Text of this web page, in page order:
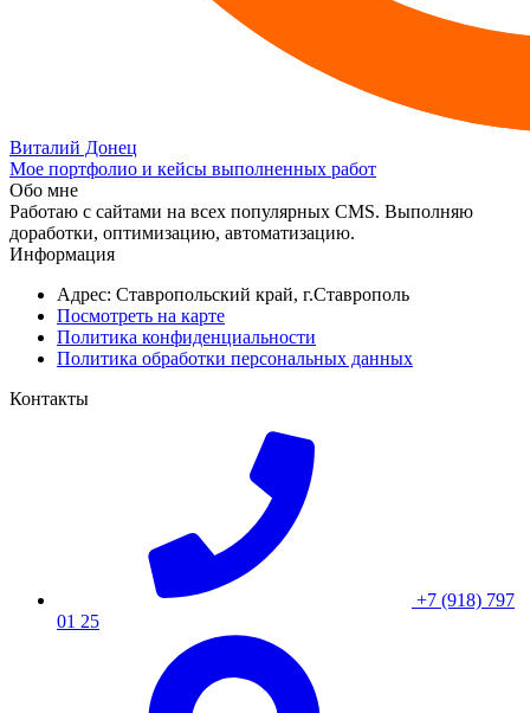
Виталий Донец
Мое портфолио и кейсы выполненных работ
Обо мне
Работаю с сайтами на всех популярных CMS. Выполняю
доработки, оптимизацию, автоматизацию.
Информация
Адрес: Ставропольский край, г.Ставрополь
Посмотреть на карте
Политика конфиденциальности
Политика обработки персональных данных
Контакты
+7 (918) 797
01 25